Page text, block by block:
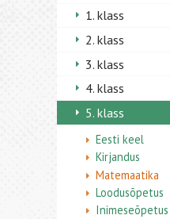
1. klass
2. klass
3. klass
4. klass
5. klass
Eesti keel
Kirjandus
Matemaatika
Loodusõpetus
Inimeseõpetus